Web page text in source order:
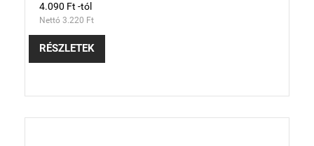
4.090 Ft -tól
Nettó 3.220 Ft
RÉSZLETEK